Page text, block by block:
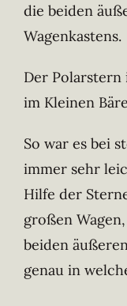
die beiden
Wagenkastens.
Der
im Kleinen
So war es bei
immer sehr
Hilfe der
großen
beiden
genau in